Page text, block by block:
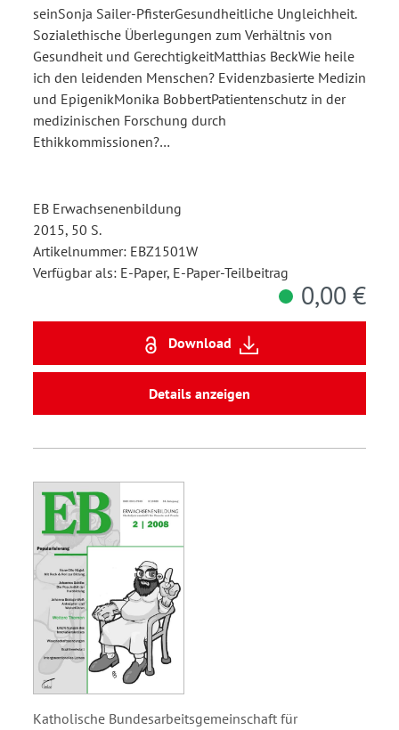
seinSonja Sailer-PfisterGesundheitliche Ungleichheit.
Sozialethische Überlegungen zum Verhältnis von
Gesundheit und GerechtigkeitMatthias BeckWie heile
ich den leidenden Menschen? Evidenzbasierte Medizin
und EpigenikMonika BobbertPatientenschutz in der
medizinischen Forschung durch
Ethikkommissionen?…
EB Erwachsenenbildung
2015, 50 S.
Artikelnummer: EBZ1501W
Verfügbar als: E-Paper, E-Paper-Teilbeitrag
0,00 €
Download
Details anzeigen
Katholische Bundesarbeitsgemeinschaft für